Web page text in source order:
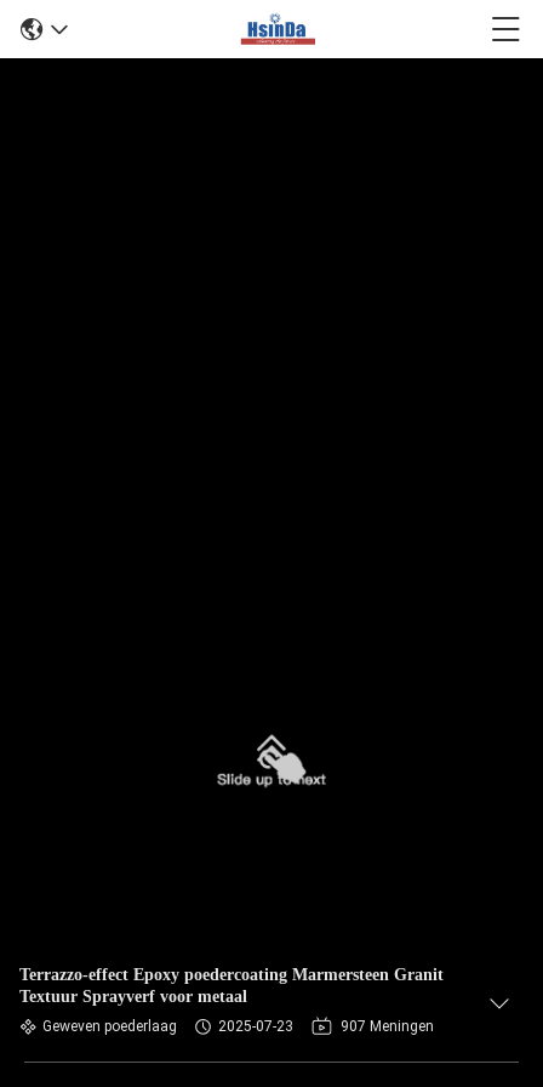
Terrazzo-effect Epoxy poedercoating Marmersteen Granit
Textuur Sprayverf voor metaal
Geweven poederlaag 2025-07-23 907 Meningen